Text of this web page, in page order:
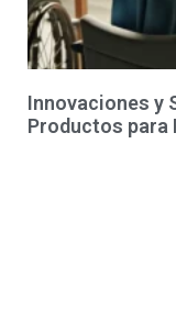
Innovaciones y
Productos para